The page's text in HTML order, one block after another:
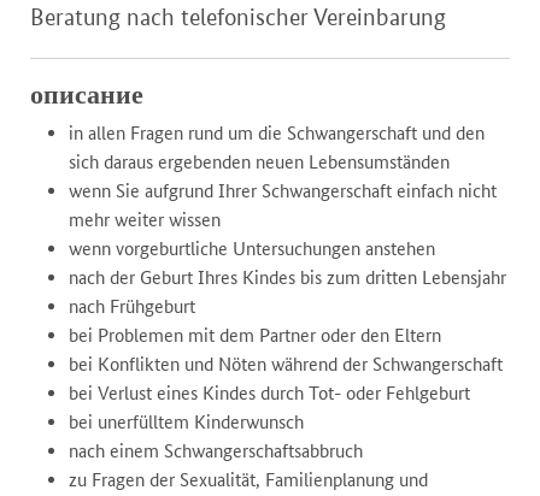
Beratung nach telefonischer Vereinbarung
описание
in allen Fragen rund um die Schwangerschaft und den
sich daraus ergebenden neuen Lebensumständen
wenn Sie aufgrund Ihrer Schwangerschaft einfach nicht
mehr weiter wissen
wenn vorgeburtliche Untersuchungen anstehen
nach der Geburt Ihres Kindes bis zum dritten Lebensjahr
nach Frühgeburt
bei Problemen mit dem Partner oder den Eltern
bei Konflikten und Nöten während der Schwangerschaft
bei Verlust eines Kindes durch Tot- oder Fehlgeburt
bei unerfülltem Kinderwunsch
nach einem Schwangerschaftsabbruch
zu Fragen der Sexualität, Familienplanung und